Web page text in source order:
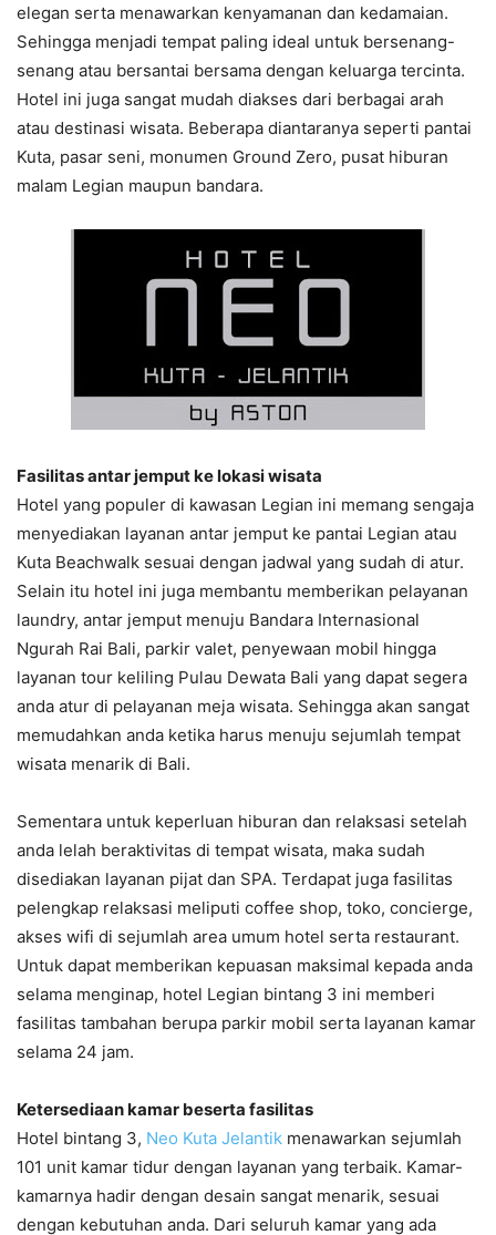
elegan serta menawarkan kenyamanan dan kedamaian.
Sehingga menjadi tempat paling ideal untuk bersenang-
senang atau bersantai bersama dengan keluarga tercinta.
Hotel ini juga sangat mudah diakses dari berbagai arah
atau destinasi wisata. Beberapa diantaranya seperti pantai
Kuta, pasar seni, monumen Ground Zero, pusat hiburan
malam Legian maupun bandara.
Fasilitas antar jemput ke lokasi wisata
Hotel yang populer di kawasan Legian ini memang sengaja
menyediakan layanan antar jemput ke pantai Legian atau
Kuta Beachwalk sesuai dengan jadwal yang sudah di atur.
Selain itu hotel ini juga membantu memberikan pelayanan
laundry, antar jemput menuju Bandara Internasional
Ngurah Rai Bali, parkir valet, penyewaan mobil hingga
layanan tour keliling Pulau Dewata Bali yang dapat segera
anda atur di pelayanan meja wisata. Sehingga akan sangat
memudahkan anda ketika harus menuju sejumlah tempat
wisata menarik di Bali.
Sementara untuk keperluan hiburan dan relaksasi setelah
anda lelah beraktivitas di tempat wisata, maka sudah
disediakan layanan pijat dan SPA. Terdapat juga fasilitas
pelengkap relaksasi meliputi coffee shop, toko, concierge,
akses wifi di sejumlah area umum hotel serta restaurant.
Untuk dapat memberikan kepuasan maksimal kepada anda
selama menginap, hotel Legian bintang 3 ini memberi
fasilitas tambahan berupa parkir mobil serta layanan kamar
selama 24 jam.
Ketersediaan kamar beserta fasilitas
Hotel bintang 3, Neo Kuta Jelantik menawarkan sejumlah
101 unit kamar tidur dengan layanan yang terbaik. Kamar-
kamarnya hadir dengan desain sangat menarik, sesuai
dengan kebutuhan anda. Dari seluruh kamar yang ada